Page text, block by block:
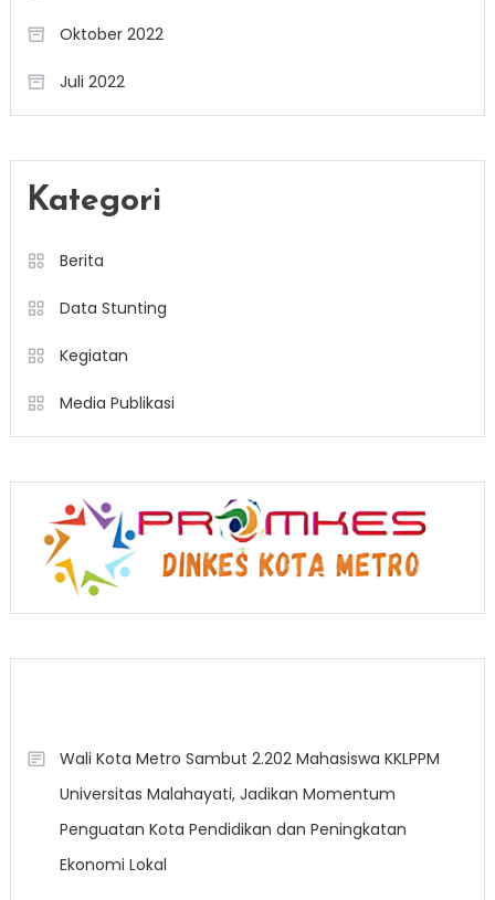
Oktober 2022
Juli 2022
Kategori
Berita
Data Stunting
Kegiatan
Media Publikasi
Wali Kota Metro Sambut 2.202 Mahasiswa KKLPPM
Universitas Malahayati, Jadikan Momentum
Penguatan Kota Pendidikan dan Peningkatan
Ekonomi Lokal